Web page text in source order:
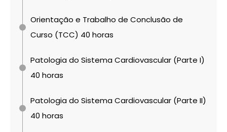
Orientação e Trabalho de Conclusão de
Curso (TCC) 40 horas
Patologia do Sistema Cardiovascular (Parte I)
40 horas
Patologia do Sistema Cardiovascular (Parte II)
40 horas